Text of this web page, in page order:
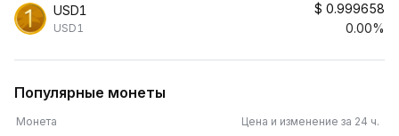
USD1
USD1
$ 0.999658
0.00%
Популярные монеты
Монета Цена и изменение за 24 ч.